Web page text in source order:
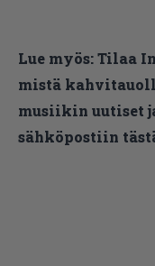
Lue myös:Tilaa
mistä
musiikin uutiset
sähköpostiin